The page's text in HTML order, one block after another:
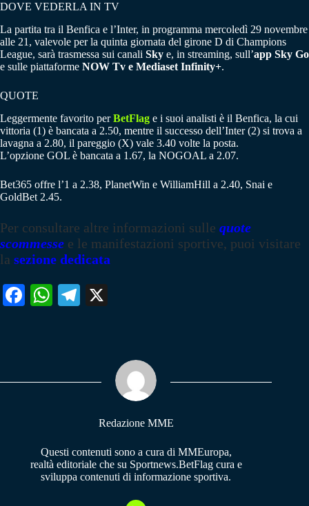
DOVE VEDERLA IN TV
La partita tra il Benfica e l’Inter, in programma mercoledì 29 novembre
alle 21, valevole per la quinta giornata del girone D di Champions
League, sarà trasmessa sui canali Sky e, in streaming, sull’app Sky Go
e sulle piattaforme NOW Tv e Mediaset Infinity+.
QUOTE
Leggermente favorito perBetFlag e i suoi analisti è il Benfica, la cui
vittoria (1) è bancata a 2.50, mentre il successo dell’Inter (2) si trova a
lavagna a 2.80, il pareggio (X) vale 3.40 volte la posta.
L’opzione GOL è bancata a 1.67, la NOGOAL a 2.07.
Bet365 offre l’1 a 2.38, PlanetWin e WilliamHill a 2.40, Snai e
GoldBet 2.45.
Per consultare altre informazioni sulle quote
scommesse e le manifestazioni sportive, puoi visitare
la sezione dedicata
Fa W
pp
Te
m
Redazione MME
Questi contenuti sono a cura di MMEuropa,
realtà editoriale che su Sportnews.BetFlag cura e
sviluppa contenuti di informazione sportiva.